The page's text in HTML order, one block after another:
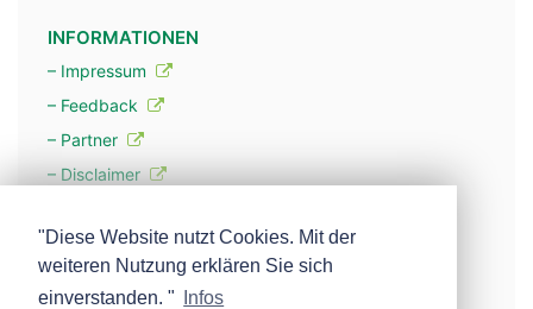
INFORMATIONEN
– Impressum
– Feedback
– Partner
– Disclaimer
– Werbung
– Mehr über unsere Experten
"Diese Website nutzt Cookies. Mit der
weiteren Nutzung erklären Sie sich
einverstanden. "
Infos